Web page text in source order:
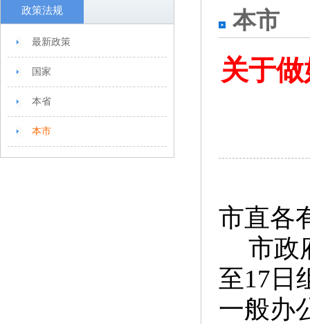
政策法规
最新政策
国家
本省
本市
本市
关于
市直各
市政
至17日
一般办